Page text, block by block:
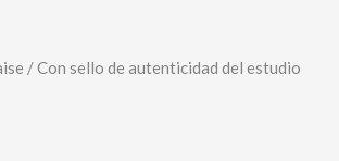
/ Con sello de autenticidad del estudio